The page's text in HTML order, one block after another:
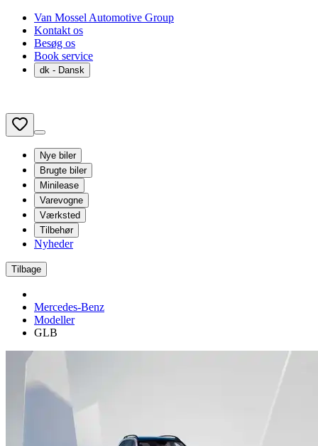
Van Mossel Automotive Group
Kontakt os
Besøg os
Book service
dk - Dansk
Nye biler
Brugte biler
Minilease
Varevogne
Værksted
Tilbehør
Nyheder
Tilbage
Mercedes-Benz
Modeller
GLB